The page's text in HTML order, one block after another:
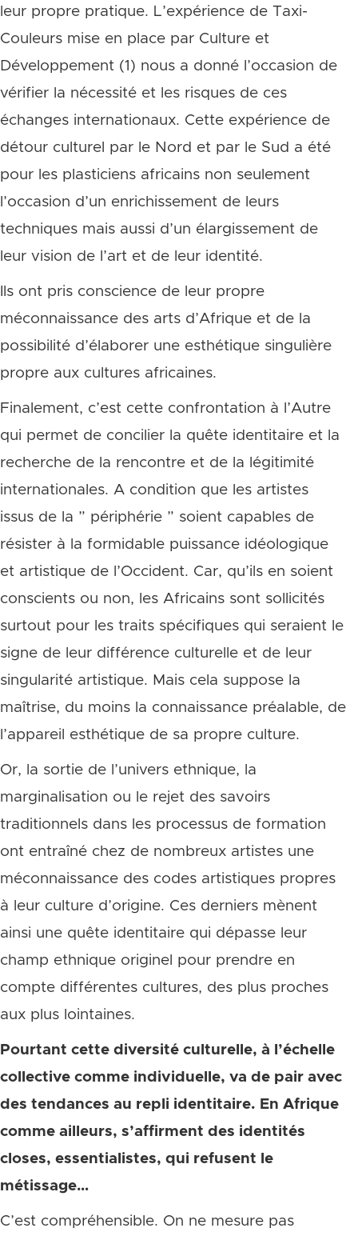
leur propre pratique. L’expérience de Taxi-
Couleurs mise en place par Culture et
Développement (1) nous a donné l’occasion de
vérifier la nécessité et les risques de ces
échanges internationaux. Cette expérience de
détour culturel par le Nord et par le Sud a été
pour les plasticiens africains non seulement
l’occasion d’un enrichissement de leurs
techniques mais aussi d’un élargissement de
leur vision de l’art et de leur identité.
Ils ont pris conscience de leur propre
méconnaissance des arts d’Afrique et de la
possibilité d’élaborer une esthétique singulière
propre aux cultures africaines.
Finalement, c’est cette confrontation à l’Autre
qui permet de concilier la quête identitaire et la
recherche de la rencontre et de la légitimité
internationales. A condition que les artistes
issus de la ” périphérie ” soient capables de
résister à la formidable puissance idéologique
et artistique de l’Occident. Car, qu’ils en soient
conscients ou non, les Africains sont sollicités
surtout pour les traits spécifiques qui seraient le
signe de leur différence culturelle et de leur
singularité artistique. Mais cela suppose la
maîtrise, du moins la connaissance préalable, de
l’appareil esthétique de sa propre culture.
Or, la sortie de l’univers ethnique, la
marginalisation ou le rejet des savoirs
traditionnels dans les processus de formation
ont entraîné chez de nombreux artistes une
méconnaissance des codes artistiques propres
à leur culture d’origine. Ces derniers mènent
ainsi une quête identitaire qui dépasse leur
champ ethnique originel pour prendre en
compte différentes cultures, des plus proches
aux plus lointaines.
Pourtant cette diversité culturelle, à l’échelle
collective comme individuelle, va de pair avec
des tendances au repli identitaire. En Afrique
comme ailleurs, s’affirment des identités
closes, essentialistes, qui refusent le
métissage…
C’est compréhensible. On ne mesure pas